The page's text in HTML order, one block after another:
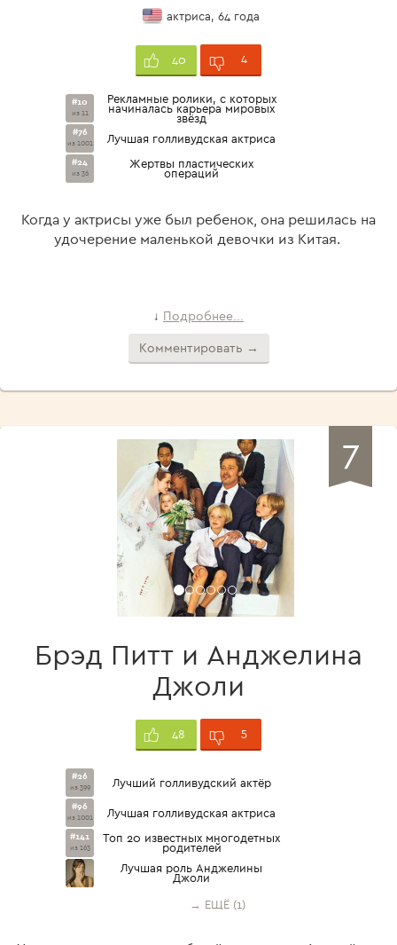
актриса, 64 года
40 4
#10
из 11
Рекламные ролики, с которых
начиналась карьера мировых
звёзд
#76
из 1001 Лучшая голливудская актриса
#24
из 36
Жертвы пластических
операций
Когда у актрисы уже был ребенок, она решилась на
удочерение маленькой девочки из Китая.
↓ Подробнее...
Комментировать →
7
Брэд Питт и Анджелина
Джоли
48 5
#26
из 399 Лучший голливудский актёр
#96
из 1001 Лучшая голливудская актриса
#141
из 163
Топ 20 известных многодетных
родителей
Лучшая роль Анджелины
Джоли
→ ЕЩЁ (1)